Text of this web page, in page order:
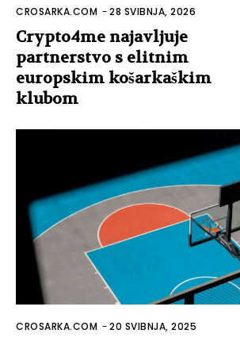
CROSARKA.COM -28 SVIBNJA, 2026
Crypto4me najavljuje
partnerstvo s elitnim
europskim košarkaškim
klubom
CROSARKA.COM -20 SVIBNJA, 2025